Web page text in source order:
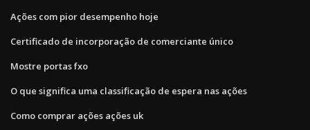
Ações com pior desempenho hoje
Certificado de incorporação de comerciante único
Mostre portas fxo
O que significa uma classificação de espera nas ações
Como comprar ações ações uk